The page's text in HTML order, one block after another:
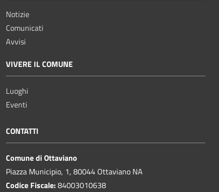
Notizie
Comunicati
Avvisi
VIVERE IL COMUNE
Luoghi
Eventi
CONTATTI
Comune di Ottaviano
Piazza Municipio, 1, 80044 Ottaviano NA
Codice Fiscale:84003010638